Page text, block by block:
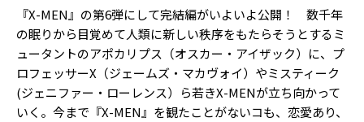
『X-MEN』の第6弾にして完結編がいよいよ公開！ 数千年
の眠りから目覚めて人類に新しい秩序をもたらそうとするミ
ュータントのアポカリプス（オスカー・アイザック）に、プ
ロフェッサーX（ジェームズ・マカヴォイ）やミスティーク
(ジェニファー・ローレンス）ら若きX-MENが立ち向かって
いく。今まで『X-MEN』を観たことがないコも、恋愛あり、